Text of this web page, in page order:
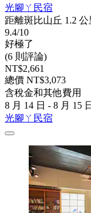
光腳ㄚ民宿
距離斑比山丘 1.2 公
9.4/10
好極了
(6 則評論)
NT$2,661
總價 NT$3,073
含稅金和其他費用
8 月 14 日 - 8 月 15 日
光腳ㄚ民宿